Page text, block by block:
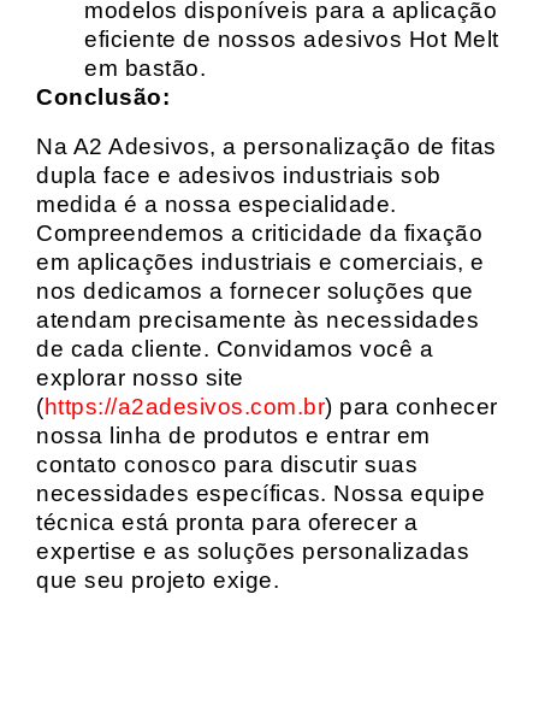
modelos disponíveis para a aplicação
eficiente de nossos adesivos Hot Melt
em bastão.
Conclusão:
Na A2 Adesivos, a personalização de fitas
dupla face e adesivos industriais sob
medida é a nossa especialidade.
Compreendemos a criticidade da fixação
em aplicações industriais e comerciais, e
nos dedicamos a fornecer soluções que
atendam precisamente às necessidades
de cada cliente. Convidamos você a
explorar nosso site
(https://a2adesivos.com.br) para conhecer
nossa linha de produtos e entrar em
contato conosco para discutir suas
necessidades específicas. Nossa equipe
técnica está pronta para oferecer a
expertise e as soluções personalizadas
que seu projeto exige.